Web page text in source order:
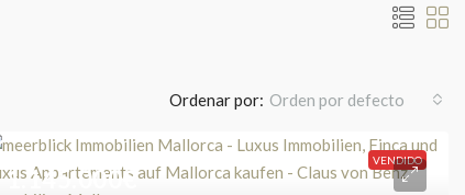
Ordenar por: Orden por defecto
VENDIDO
1.145.000€